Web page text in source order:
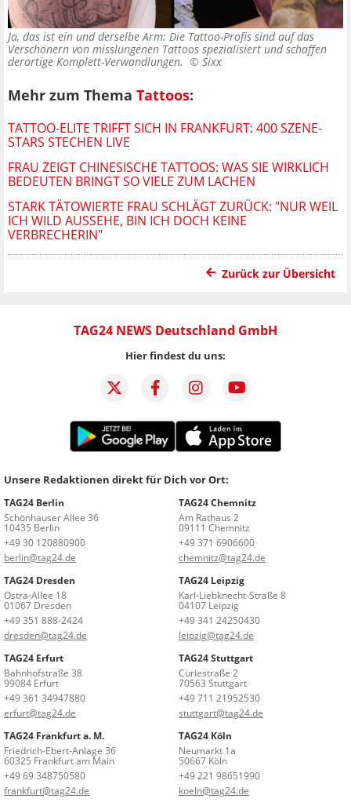
Ja, das ist ein und derselbe Arm: Die Tattoo-Profis sind auf das
Verschönern von misslungenen Tattoos spezialisiert und schaffen
derartige Komplett-Verwandlungen. © Sixx
Mehr zum Thema Tattoos:
TATTOO-ELITE TRIFFT SICH IN FRANKFURT: 400 SZENE-
STARS STECHEN LIVE
FRAU ZEIGT CHINESISCHE TATTOOS: WAS SIE WIRKLICH
BEDEUTEN BRINGT SO VIELE ZUM LACHEN
STARK TÄTOWIERTE FRAU SCHLÄGT ZURÜCK: "NUR WEIL
ICH WILD AUSSEHE, BIN ICH DOCH KEINE
VERBRECHERIN"
Zurück zur Übersicht
TAG24 NEWS Deutschland GmbH
Hier findest du uns:
Unsere Redaktionen direkt für Dich vor Ort:
TAG24 Berlin
Schönhauser Allee 36
10435 Berlin
+49 30 120880900
berlin@tag24.de
TAG24 Chemnitz
Am Rathaus 2
09111 Chemnitz
+49 371 6906600
chemnitz@tag24.de
TAG24 Dresden
Ostra-Allee 18
01067 Dresden
+49 351 888-2424
dresden@tag24.de
TAG24 Leipzig
Karl-Liebknecht-Straße 8
04107 Leipzig
+49 341 24250430
leipzig@tag24.de
TAG24 Erfurt
Bahnhofstraße 38
99084 Erfurt
+49 361 34947880
erfurt@tag24.de
TAG24 Stuttgart
Curiestraße 2
70563 Stuttgart
+49 711 21952530
stuttgart@tag24.de
TAG24 Frankfurt a. M.
Friedrich-Ebert-Anlage 36
60325 Frankfurt am Main
+49 69 348750580
frankfurt@tag24.de
TAG24 Köln
Neumarkt 1a
50667 Köln
+49 221 98651990
koeln@tag24.de